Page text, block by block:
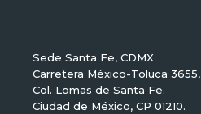
Sede Santa Fe, CDMX
Carretera México-Toluca 3655,
Col. Lomas de Santa Fe.
Ciudad de México, CP 01210.